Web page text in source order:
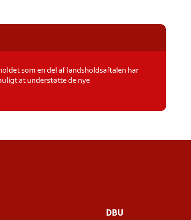
som en del af landsholdsaftalen har
at understøtte de nye
DBU